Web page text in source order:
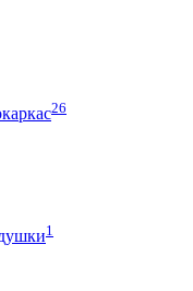
26
1